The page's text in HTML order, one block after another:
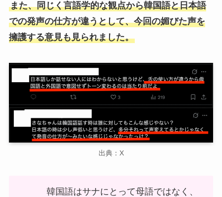
また、同じく言語学的な観点から韓国語と日本語
での発声の仕方が違うとして、今回の媚びた声を
擁護する意見も見られました。
出典：X
韓国語はサナにとって母語ではなく、